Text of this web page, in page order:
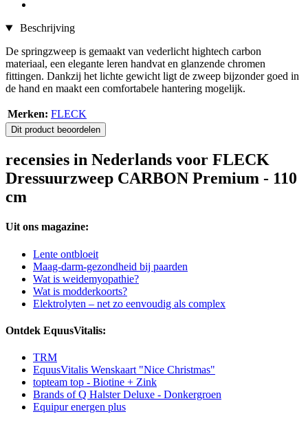
Beschrijving
De springzweep is gemaakt van vederlicht hightech carbon
materiaal, een elegante leren handvat en glanzende chromen
fittingen. Dankzij het lichte gewicht ligt de zweep bijzonder goed in
de hand en maakt een comfortabele hantering mogelijk.
Merken: FLECK
Dit product beoordelen
recensies in Nederlands voor FLECK
Dressuurzweep CARBON Premium - 110
cm
Uit ons magazine:
Lente ontbloeit
Maag-darm-gezondheid bij paarden
Wat is weidemyopathie?
Wat is modderkoorts?
Elektrolyten – net zo eenvoudig als complex
Ontdek EquusVitalis:
TRM
EquusVitalis Wenskaart "Nice Christmas"
topteam top - Biotine + Zink
Brands of Q Halster Deluxe - Donkergroen
Equipur energen plus